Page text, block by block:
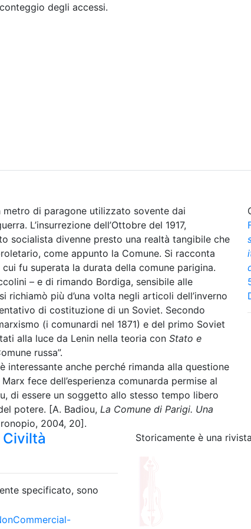
degli accessi.
metro di paragone utilizzato sovente dai
L’insurrezione dell’Ottobre del 1917,
socialista divenne presto una realtà tangibile che
come appunto la Comune. Si racconta
fu superata la durata della comune parigina.
– e di rimando Bordiga, sensibile alle
più d’una volta negli articoli dell’inverno
di costituzione di un Soviet. Secondo
(i comunardi nel 1871) e del primo Soviet
alla luce da Lenin nella teoria con Stato e
russa”.
interessante anche perché rimanda alla questione
fece dell’esperienza comunarda permise al
di essere un soggetto allo stesso tempo libero
potere. [A. Badiou, La Comune di Parigi. Una
2004, 20].
specificato, sono
Storicamente è una